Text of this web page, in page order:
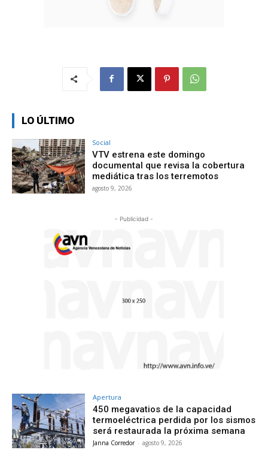
LO ÚLTIMO
Social
VTV estrena este domingo
documental que revisa la cobertura
mediática tras los terremotos
agosto 9, 2026
- Publicidad -
Apertura
450 megavatios de la capacidad
termoeléctrica perdida por los sismos
será restaurada la próxima semana
Janna Corredor - agosto 9, 2026